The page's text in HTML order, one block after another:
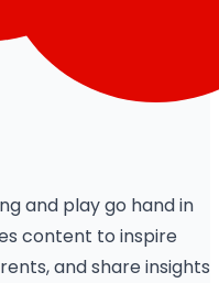
and play go hand in
content to inspire
and share insights